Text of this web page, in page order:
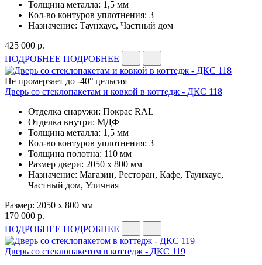
Толщина металла: 1,5 мм
Кол-во контуров уплотнения: 3
Назначение: Таунхаус, Частный дом
425 000 р.
ПОДРОБНЕЕ ПОДРОБНЕЕ
Не промерзает до -40° цельсия
Дверь со стеклопакетам и ковкой в коттедж - ДКС 118
Отделка снаружи: Покрас RAL
Отделка внутри: МДФ
Толщина металла: 1,5 мм
Кол-во контуров уплотнения: 3
Толщина полотна: 110 мм
Размер двери: 2050 x 800 мм
Назначение: Магазин, Ресторан, Кафе, Таунхаус,
Частный дом, Уличная
Размер: 2050 x 800 мм
170 000 р.
ПОДРОБНЕЕ ПОДРОБНЕЕ
Дверь со стеклопакетом в коттедж - ДКС 119